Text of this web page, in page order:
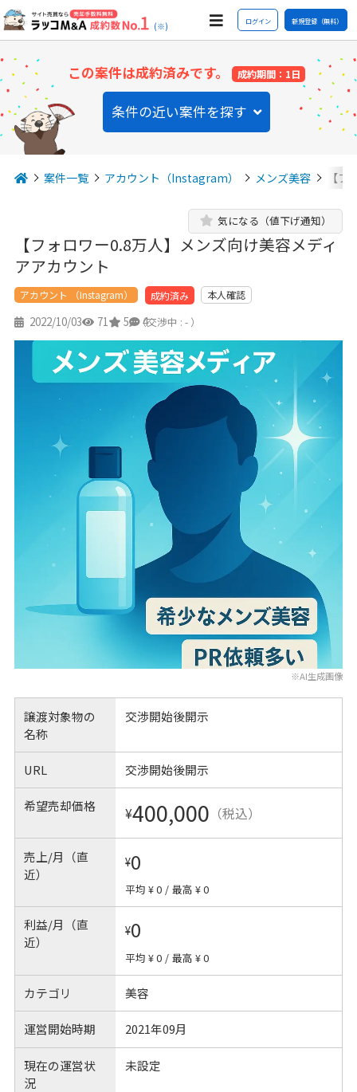
(※) ログイン 新規登録（無料）
この案件は成約済みです。 成約期間：1日
条件の近い案件を探す
案件一覧 アカウント（Instagram） メンズ美容 【
【フォロワー0.8万人】メンズ向け美容メディ
アアカウント
気になる（値下げ通知）
アカウント （Instagram） 成約済み 本人確認
2022/10/03 71 5 4
（交渉中 : - ）
※AI生成画像
譲渡対象物の
名称
交渉開始後開示
URL 交渉開始後開示
希望売却価格 ¥400,000 （税込）
売上/月（直
近）
¥0
平均 ¥ 0 / 最高 ¥ 0
利益/月（直
近）
¥0
平均 ¥ 0 / 最高 ¥ 0
カテゴリ 美容
運営開始時期 2021年09月
現在の運営状
況
未設定